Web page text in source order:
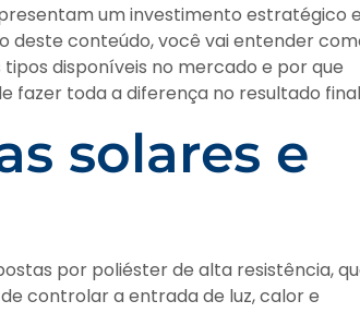
um investimento estratégico
deste conteúdo, você vai entender
disponíveis no mercado e por que
fazer toda a diferença no resultado
solares e
por poliéster de alta resistência,
controlar a entrada de luz, calor e